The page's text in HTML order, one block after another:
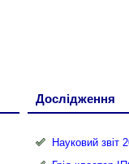
Дослідження
Науковий звіт